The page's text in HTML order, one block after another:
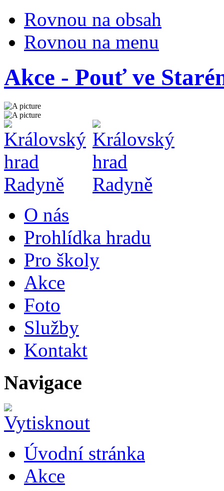
Rovnou na obsah
Rovnou na menu
Akce - Pouť ve
O nás
Prohlídka hradu
Pro školy
Akce
Foto
Služby
Kontakt
Navigace
Úvodní stránka
Akce